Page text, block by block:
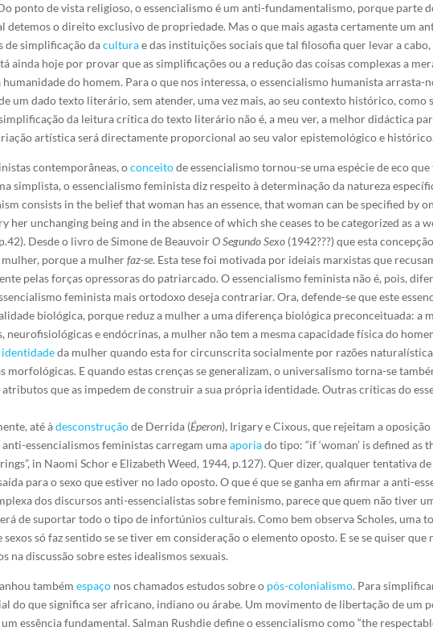
ponto de vista religioso, o essencialismo é um anti-fundamentalismo, porque parte
o direito exclusivo de propriedade. Mas o que mais agasta certamente um
de simplificação daculturae das instituições sociais que tal filosofia quer levar a
ainda hoje por provar que as simplificações ou a redução das coisas complexas a
do homem. Para o que nos interessa, o essencialismo humanista arrasta-
um dado texto literário, sem atender, uma vez mais, ao seu contexto histórico, como
da leitura crítica do texto literário não é, a meu ver, a melhor didáctica
artística será directamente proporcional ao seu valor epistemológico e histórico.
contemporâneas, oconceitode essencialismo tornou-se uma espécie de eco
simplista, o essencialismo feminista diz respeito à determinação da natureza
consists in the belief that woman has an essence, that woman can be specified by
unchanging being and in the absence of which she ceases to be categorized as a
Desde o livro de Simone de BeauvoirO Segundo Sexo (1942???) que esta
mulher, porque a mulherfaz-se. Esta tese foi motivada por ideiais marxistas que
pelas forças opressoras do patriarcado. O essencialismo feminista não é, pois,
feminista mais ortodoxo deseja contrariar. Ora, defende-se que este
biológica, porque reduz a mulher a uma diferença biológica preconceituada: a
e endócrinas, a mulher não tem a mesma capacidade física do
identidadeda mulher quando esta for circunscrita socialmente por razões
morfológicas. E quando estas crenças se generalizam, o universalismo torna-se
que as impedem de construir a sua própria identidade. Outras críticas do
até àdesconstruçãode Derrida (Éperon), Irigary e Cixous, que rejeitam a
essencialismos feministas carregam umaaporiado tipo: “if ‘woman’ is defined as
in Naomi Schor e Elizabeth Weed, 1944, p.127). Quer dizer, qualquer tentativa
para o sexo que estiver no lado oposto. O que é que se ganha em afirmar a anti-
dos discursos anti-essencialistas sobre feminismo, parece que quem não tiver
de suportar todo o tipo de infortúnios culturais. Como bem observa Scholes, uma
só faz sentido se se tiver em consideração o elemento oposto. E se se quiser que
na discussão sobre estes idealismos sexuais.
tambémespaço nos chamados estudos sobre o pós-colonialismo. Para
do que significa ser africano, indiano ou árabe. Um movimento de libertação de um
essência fundamental. Salman Rushdie define o essencialismo como “the